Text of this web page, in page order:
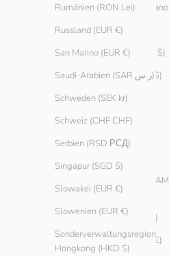
Rumänien (RON Lei)
Russland (EUR €)
San Marino (EUR €)
Saudi-Arabien (SAR ر.س)
Schweden (SEK kr)
Schweiz (CHF CHF)
Serbien (RSD РСД)
Singapur (SGD $)
Slowakei (EUR €)
Slowenien (EUR €)
Sonderverwaltungsregion
Hongkong (HKD $)
Armenien (AMD դր.)
Aruba (AWG ƒ)
Australien (AUD $)
Bahamas (BSD $)
Bahrain (EUR €)
Belarus (EUR €)
Belgien (EUR €)
Bosnien und
Herzegowina (BAM
КМ)
Brasilien (EUR €)
Bulgarien (EUR €)
Italiano